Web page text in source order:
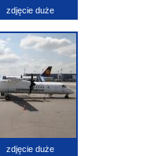
zdjęcie duże
zdjęcie duże